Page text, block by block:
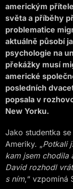
americkým
světa a příběhy
problematice
aktuálně působí
psychologie na
překážky musí
americké
posledních
popsala v
New Yorku.
Jako studentka
Ameriky. „Potkali
kam jsem chodila
David rozhodl
s ním,“ vzpomíná